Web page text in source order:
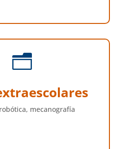
n
mecanografía